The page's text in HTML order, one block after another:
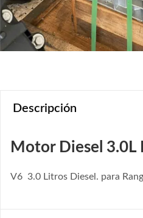
Descripción
Motor Diesel 3.0L
V6 3.0 Litros Diesel. para